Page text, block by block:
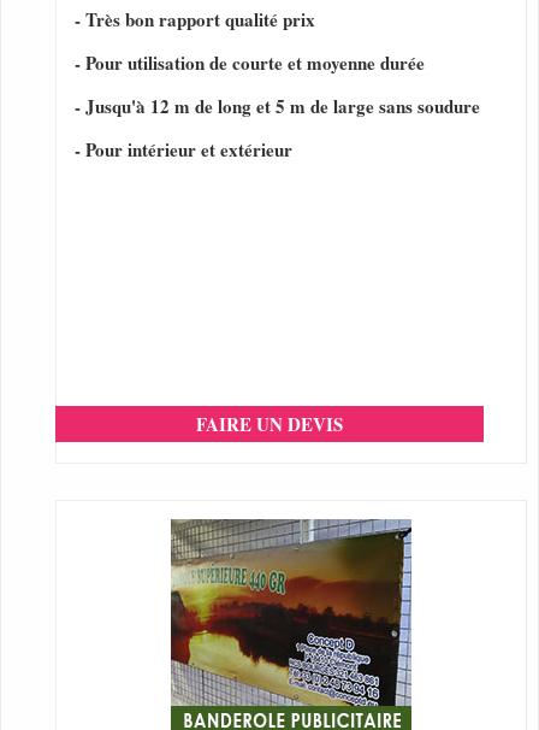
- Très bon rapport qualité prix
- Pour utilisation de courte et moyenne durée
- Jusqu'à 12 m de long et 5 m de large sans soudure
- Pour intérieur et extérieur
FAIRE UN DEVIS